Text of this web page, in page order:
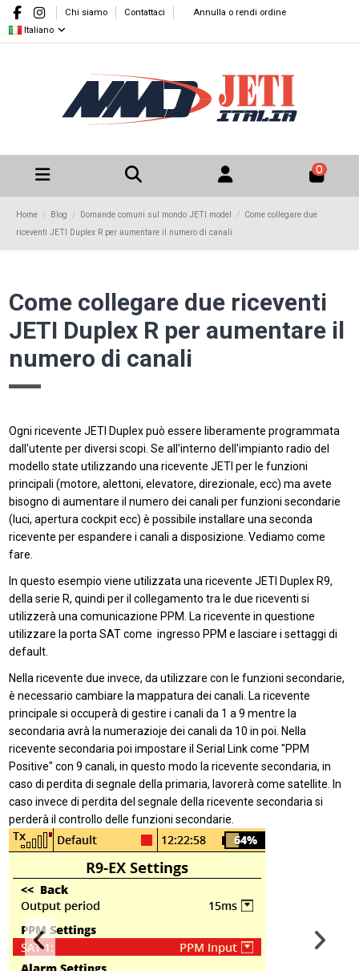
Chi siamo Contattaci
Annulla o rendi ordine
Italiano
0
Home Blog Domande comuni sul mondo JETI model
Come collegare due
riceventi JETI Duplex R per aumentare il numero di canali
Come collegare due riceventi
JETI Duplex R per aumentare il
numero di canali
Ogni ricevente JETI Duplex può essere liberamente programmata
dall'utente per diversi scopi. Se all'interno dell'impianto radio del
modello state utilizzando una ricevente JETI per le funzioni
principali (motore, alettoni, elevatore, direzionale, ecc) ma avete
bisogno di aumentare il numero dei canali per funzioni secondarie
(luci, apertura cockpit ecc) è possibile installare una seconda
ricevente per espandere i canali a disposizione. Vediamo come
fare.
In questo esempio viene utilizzata una ricevente JETI Duplex R9,
della serie R, quindi per il collegamento tra le due riceventi si
utilizzerà una comunicazione PPM. La ricevente in questione
utilizzare la porta SAT come ingresso PPM e lasciare i settaggi di
default.
Nella ricevente due invece, da utilizzare con le funzioni secondarie,
è necessario cambiare la mappatura dei canali. La ricevente
principale si occuperà di gestire i canali da 1 a 9 mentre la
secondaria avrà la numerazioje dei canali da 10 in poi. Nella
ricevente secondaria poi impostare il Serial Link come "PPM
Positive" con 9 canali, in questo modo la ricevente secondaria, in
caso di perdita di segnale della primaria, lavorerà come satellite. In
caso invece di perdita del segnale della ricevente secondaria si
perderà il controllo delle funzioni secondarie.